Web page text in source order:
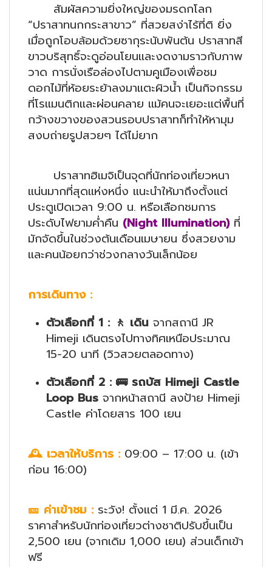
สัมผัสความยิ่งใหญ่ของมรดกโลก
“ปราสาทนกกระสาขาว” ที่สวยสง่าไร้ที่ติ ยิ่ง
เมื่อถูกโอบล้อมด้วยซากุระนับพันต้น ปราสาทสี
ขาวบริสุทธิ์จะดูอ่อนโยนและงดงามราวกับภาพ
วาด การนั่งเรือล่องไปตามคูเมืองเพื่อชม
ดอกไม้ที่ห้อยระย้าลงมาแตะผิวน้ำ เป็นกิจกรรม
ที่โรแมนติกและผ่อนคลาย แม้คนจะเยอะแต่พื้นที่
กว้างขวางของสวนรอบปราสาทก็ทำให้หามุม
สงบถ่ายรูปสวยๆ ได้ไม่ยาก
ปราสาทฮิเมจิเป็นจุดที่นักท่องเที่ยวหนา
แน่นมากที่สุดแห่งหนึ่ง แนะนำให้มาถึงตั้งแต่
ประตูเปิดเวลา 9:00 น. หรือเลือกชมการ
ประดับไฟยามค่ำคืน (Night Illumination)ที่
มักจัดขึ้นในช่วงต้นเดือนเมษายน ซึ่งสวยงาม
และคนน้อยกว่าช่วงกลางวันเล็กน้อย
การเดินทาง :
ตัวเลือกที่ 1 : 🚶 เดิน จากสถานี JR
Himeji เดินตรงไปทางทิศเหนือประมาณ
15-20 นาที (วิวสวยตลอดทาง)
ตัวเลือกที่ 2 : 🚌รถบัส Himeji Castle
Loop Bus จากหน้าสถานี ลงป้าย Himeji
Castle ค่าโดยสาร 100 เยน
🕰️ เวลาให้บริการ : 09:00 – 17:00 น. (เข้า
ก่อน 16:00)
🎫 ค่าเข้าชม : ระวัง! ตั้งแต่ 1 มี.ค. 2026
ราคาสำหรับนักท่องเที่ยวต่างชาติปรับขึ้นเป็น
2,500 เยน (จากเดิม 1,000 เยน) ส่วนเด็กเข้า
ฟรี